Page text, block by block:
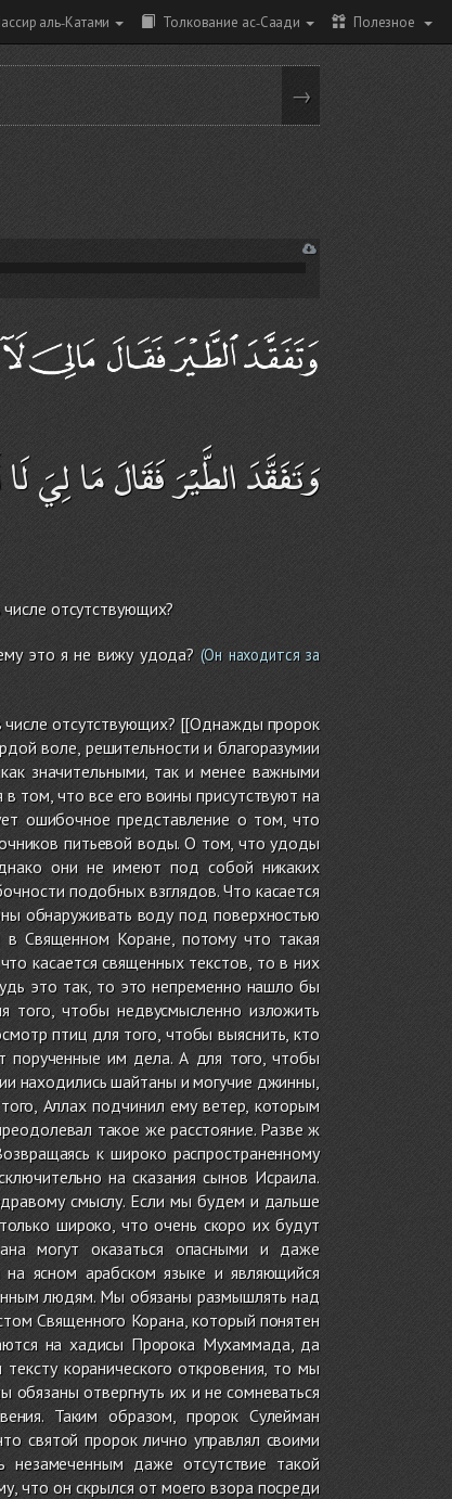
аль-Катами Толкование ас-Саади Полезное
→
وَتَفَقَّدَ الطَّيْرَ فَقَالَ مَا لِيَ
отсутствующих?
это я не вижу удода? (Он находится за
числе отсутствующих? [[Однажды пророк
воле, решительности и благоразумии
значительными, так и менее важными
том, что все его воины присутствуют на
ошибочное представление о том, что
питьевой воды. О том, что удоды
они не имеют под собой никаких
подобных взглядов. Что касается
обнаруживать воду под поверхностью
Священном Коране, потому что такая
касается священных текстов, то в них
это так, то это непременно нашло бы
того, чтобы недвусмысленно изложить
птиц для того, чтобы выяснить, кто
порученные им дела. А для того, чтобы
находились шайтаны и могучие джинны,
Аллах подчинил ему ветер, которым
такое же расстояние. Разве ж
к широко распространенному
на сказания сынов Исраила.
смыслу. Если мы будем и дальше
широко, что очень скоро их будут
могут оказаться опасными и даже
ясном арабском языке и являющийся
людям. Мы обязаны размышлять над
Священного Корана, который понятен
на хадисы Пророка Мухаммада, да
коранического откровения, то мы
отвергнуть их и не сомневаться
Таким образом, пророк Сулейман
святой пророк лично управлял своими
незамеченным даже отсутствие такой
что он скрылся от моего взора посреди